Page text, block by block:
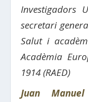
Investigadors
secretari
Salut i
Acadèmia
1914 (RAED)
Juan Manuel